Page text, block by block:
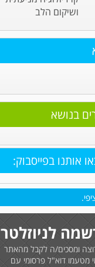
ושיקום הלב
בנושא
אותנו בפייסבוק:
לניוזלטר
ומסכים/ה לקבל מהאתר
מטעמו דוא"ל פרסומי עם